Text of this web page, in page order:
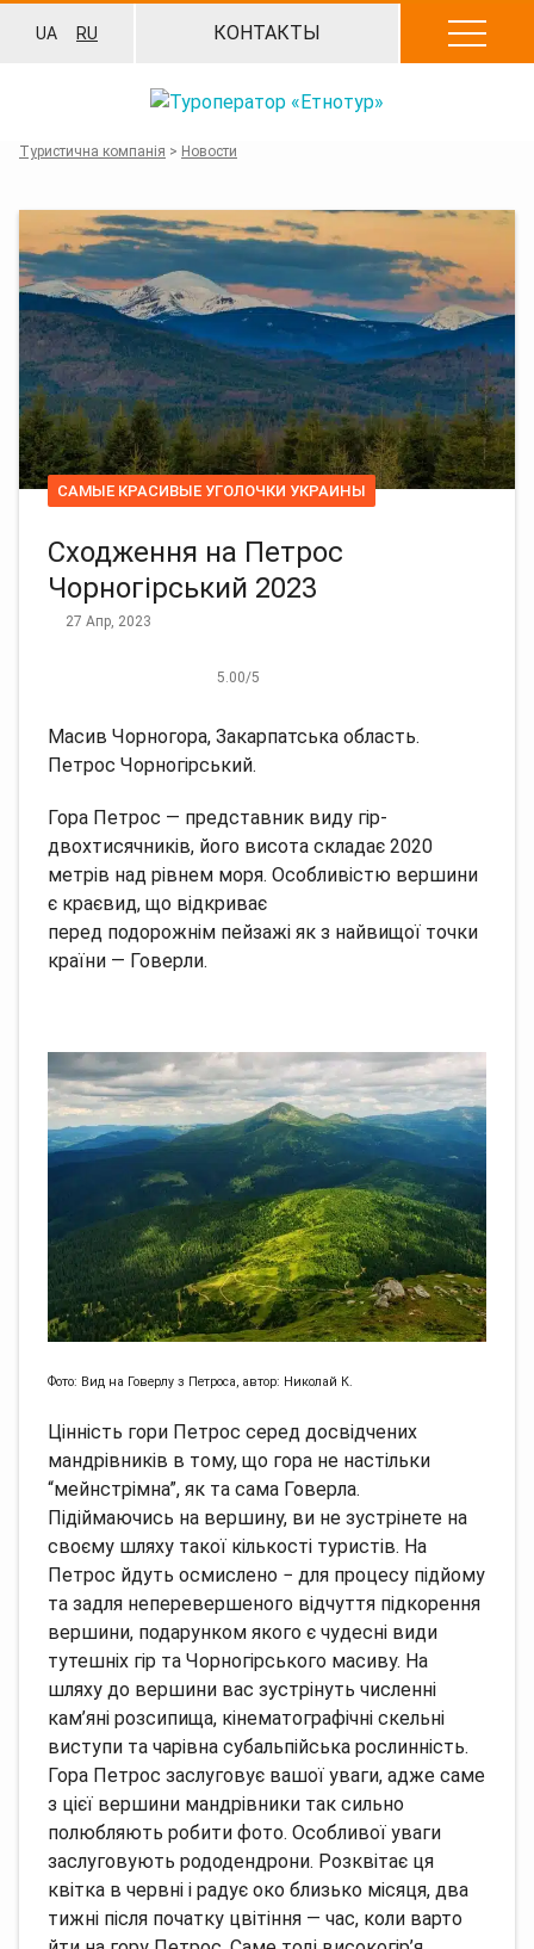
UA RU КОНТАКТЫ
Туристична компанія > Новости
САМЫЕ КРАСИВЫЕ УГОЛОЧКИ УКРАИНЫ
Сходження на Петрос
Чорногірський 2023
27 Апр, 2023
5.00/5
Масив Чорногора, Закарпатська область.
Петрос Чорногірський.
Гора Петрос — представник виду гір-
двохтисячників, його висота складає 2020
метрів над рівнем моря. Особливістю вершини
є краєвид, що відкриває
перед подорожнім пейзажі як з найвищої точки
країни — Говерли.
Фото: Вид на Говерлу з Петроса, автор: Николай К.
Цінність гори Петрос серед досвідчених
мандрівників в тому, що гора не настільки
“мейнстрімна”, як та сама Говерла.
Підіймаючись на вершину, ви не зустрінете на
своєму шляху такої кількості туристів. На
Петрос йдуть осмислено − для процесу підйому
та задля неперевершеного відчуття підкорення
вершини, подарунком якого є чудесні види
тутешніх гір та Чорногірського масиву. На
шляху до вершини вас зустрінуть численні
кам’яні розсипища, кінематографічні скельні
виступи та чарівна субальпійська рослинність.
Гора Петрос заслуговує вашої уваги, адже саме
з цієї вершини мандрівники так сильно
полюбляють робити фото. Особливої уваги
заслуговують рододендрони. Розквітає ця
квітка в червні і радує око близько місяця, два
тижні після початку цвітіння — час, коли варто